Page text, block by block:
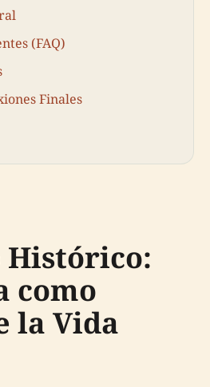
(FAQ)
Finales
Histórico:
como
la Vida